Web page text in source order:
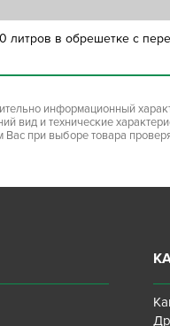
литров в обрешетке с
информационный
вид и технические
при выборе товара